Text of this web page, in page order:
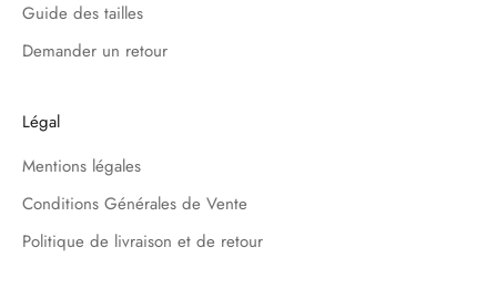
Guide des tailles
Demander un retour
Légal
Mentions légales
Conditions Générales de Vente
Politique de livraison et de retour